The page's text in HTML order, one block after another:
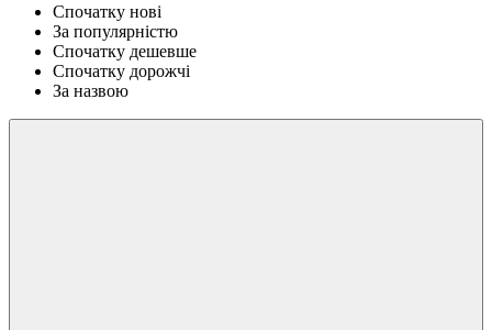
Спочатку нові
За популярністю
Спочатку дешевше
Спочатку дорожчі
За назвою